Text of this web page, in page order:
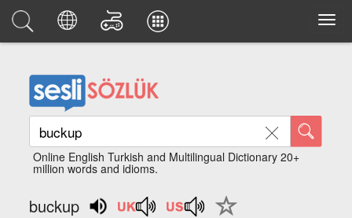
Online English Turkish and Multilingual Dictionary 20+
million words and idioms.
buckup